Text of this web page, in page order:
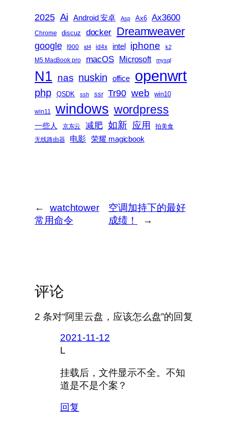
2025 Ai Android 安卓 Asp Ax6 Ax3600
Chrome discuz docker Dreamweaver
google I900 id4 id4x intel iphone k2
M5 MacBook pro macOS Microsoft mysql
N1 nas nuskin office openwrt
php QSDK ssh ssr Tr90 web win10
win11 windows wordpress
一些人 京东云 减肥 如新 应用
拍美食
无线路由器
电影 荣耀 magicbook
←
watchtower
常用命令
空调加持下的最好
成绩！
→
评论
2 条对“阿里云盘，应该怎么盘”的回复
2021-11-12
L
挂载后，文件显示不全。不知
道是不是个案？
回复